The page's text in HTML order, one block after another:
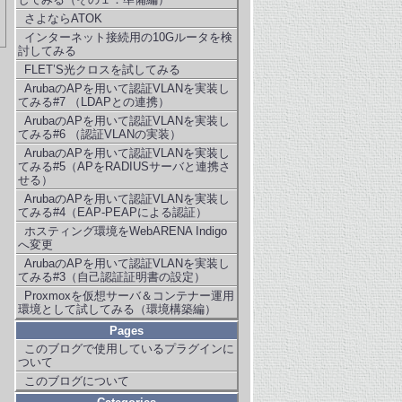
さよならATOK
インターネット接続用の10Gルータを検
討してみる
FLET’S光クロスを試してみる
ArubaのAPを用いて認証VLANを実装し
てみる#7 （LDAPとの連携）
ArubaのAPを用いて認証VLANを実装し
てみる#6 （認証VLANの実装）
ArubaのAPを用いて認証VLANを実装し
てみる#5（APをRADIUSサーバと連携さ
せる）
ArubaのAPを用いて認証VLANを実装し
てみる#4（EAP-PEAPによる認証）
ホスティング環境をWebARENA Indigo
へ変更
ArubaのAPを用いて認証VLANを実装し
てみる#3（自己認証証明書の設定）
Proxmoxを仮想サーバ＆コンテナー運用
環境として試してみる（環境構築編）
Pages
このブログで使用しているプラグインに
ついて
このブログについて